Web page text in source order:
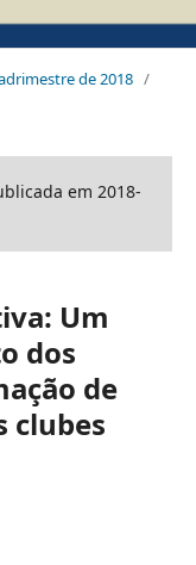
de 2018 /
em 2018-
Um
dos
de
clubes